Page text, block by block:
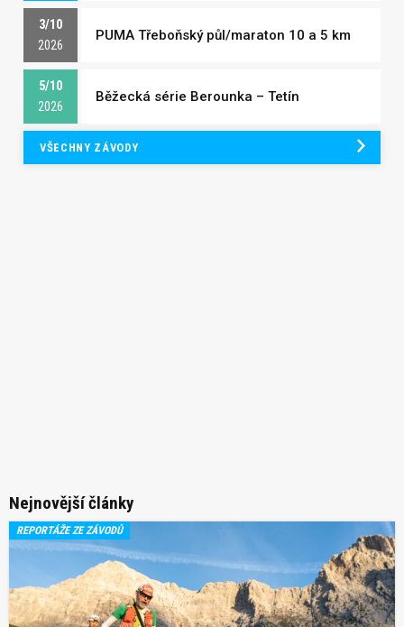
3/10
2026
PUMA Třeboňský půl/maraton 10 a 5 km
5/10
2026
Běžecká série Berounka – Tetín
VŠECHNY ZÁVODY
Nejnovější články
REPORTÁŽE ZE ZÁVODŮ